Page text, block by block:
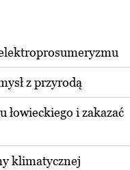
z przyrodą
łowieckiego i zakazać
klimatycznej